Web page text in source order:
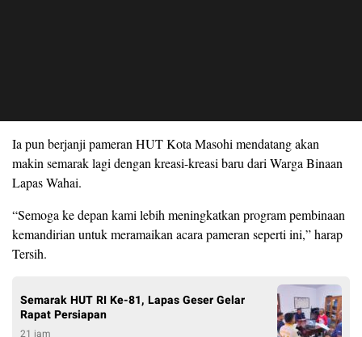
Ia pun berjanji pameran HUT Kota Masohi mendatang akan
makin semarak lagi dengan kreasi-kreasi baru dari Warga Binaan
Lapas Wahai.
“Semoga ke depan kami lebih meningkatkan program pembinaan
kemandirian untuk meramaikan acara pameran seperti ini,” harap
Tersih.
Semarak HUT RI Ke-81, Lapas Geser Gelar
Rapat Persiapan
21 jam